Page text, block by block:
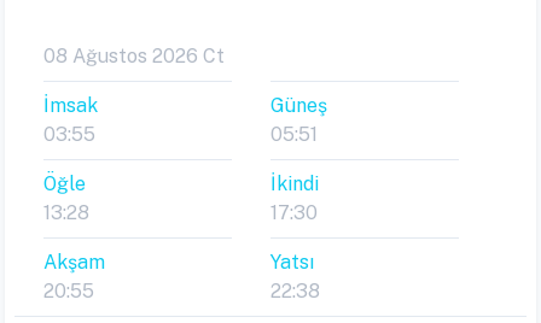
08 Ağustos 2026 Ct
İmsak
03:55
Güneş
05:51
Öğle
13:28
İkindi
17:30
Akşam
20:55
Yatsı
22:38